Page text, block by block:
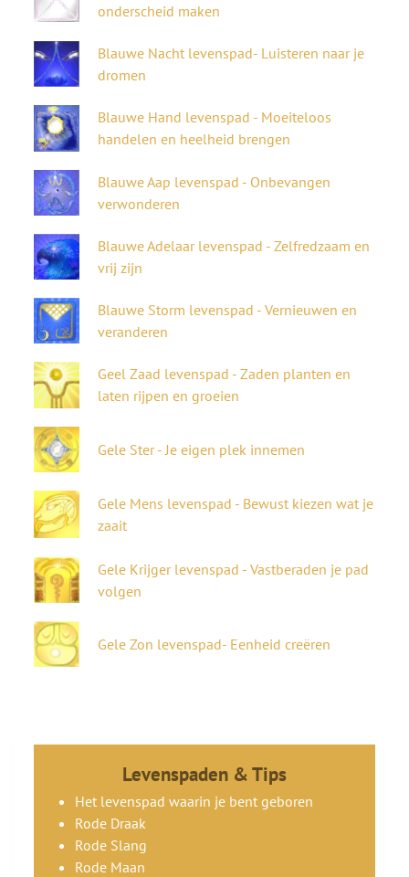
onderscheid maken
Blauwe Nacht levenspad- Luisteren naar je
dromen
Blauwe Hand levenspad - Moeiteloos
handelen en heelheid brengen
Blauwe Aap levenspad - Onbevangen
verwonderen
Blauwe Adelaar levenspad - Zelfredzaam en
vrij zijn
Blauwe Storm levenspad - Vernieuwen en
veranderen
Geel Zaad levenspad - Zaden planten en
laten rijpen en groeien
Gele Ster - Je eigen plek innemen
Gele Mens levenspad - Bewust kiezen wat je
zaait
Gele Krijger levenspad - Vastberaden je pad
volgen
Gele Zon levenspad- Eenheid creëren
Levenspaden & Tips
Het levenspad waarin je bent geboren
Rode Draak
Rode Slang
Rode Maan